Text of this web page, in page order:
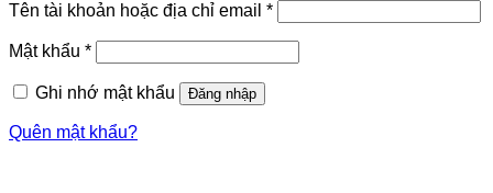
Tên tài khoản hoặc địa chỉ email *
Mật khẩu *
Ghi nhớ mật khẩu Đăng nhập
Quên mật khẩu?